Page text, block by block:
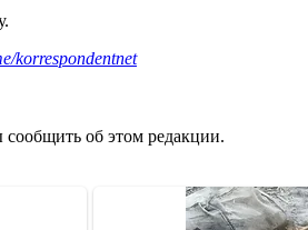
korrespondentnet
об этом редакции.